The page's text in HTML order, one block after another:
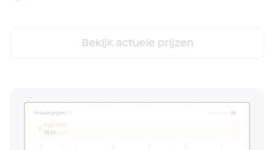
Bekijk actuele prijzen